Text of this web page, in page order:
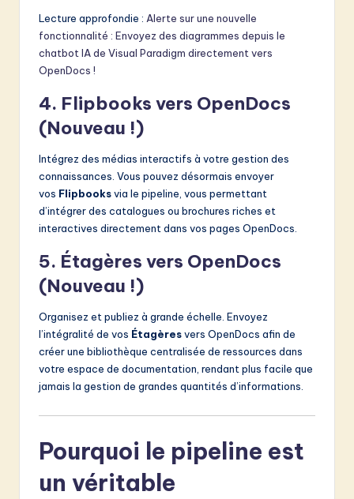
Lecture approfondie : Alerte sur une nouvelle
fonctionnalité : Envoyez des diagrammes depuis le
chatbot IA de Visual Paradigm directement vers
OpenDocs !
4. Flipbooks vers OpenDocs
(Nouveau !)
Intégrez des médias interactifs à votre gestion des
connaissances. Vous pouvez désormais envoyer
vos Flipbooksvia le pipeline, vous permettant
d’intégrer des catalogues ou brochures riches et
interactives directement dans vos pages OpenDocs.
5. Étagères vers OpenDocs
(Nouveau !)
Organisez et publiez à grande échelle. Envoyez
l’intégralité de vos Étagèresvers OpenDocs afin de
créer une bibliothèque centralisée de ressources dans
votre espace de documentation, rendant plus facile que
jamais la gestion de grandes quantités d’informations.
Pourquoi le pipeline est
un véritable